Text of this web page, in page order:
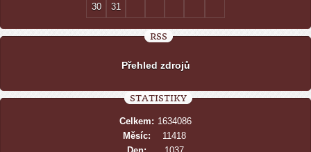
30 31
RSS
Přehled zdrojů
STATISTIKY
Celkem: 1634086
Měsíc:
11418